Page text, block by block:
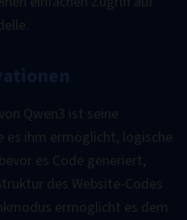
Qwen3 ist seine
es ihm ermöglicht, logische
es Code generiert,
des Website-Codes
ermöglicht es dem